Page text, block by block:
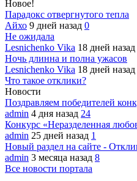
Новое!
Парадокс отвергнутого тепла
Айхо 9 дней назад 0
Не ожидала
Lesnichenko Vika 18 дней назад
Ночь длинна и полна ужасов
Lesnichenko Vika 18 дней назад
Что такое отклики?
Новости
Поздравляем победителей
admin 4 дня назад 24
Конкурс «Неразделенная
admin 25 дней назад 1
Новый раздел на сайте -
admin 3 месяца назад 8
Все новости портала